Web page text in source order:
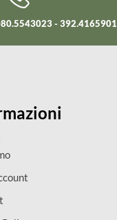
- 392.4165901